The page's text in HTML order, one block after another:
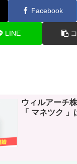
Facebook
LINE
ウィルアーチ
「 マネツク